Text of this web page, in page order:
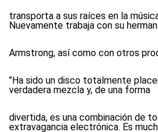
transporta a sus raíces en la
Nuevamente trabaja con su
Armstrong, así como con otros
"Ha sido un disco totalmente
verdadera mezcla y, de una forma
divertida, es una combinación de
extravagancia electrónica. Es